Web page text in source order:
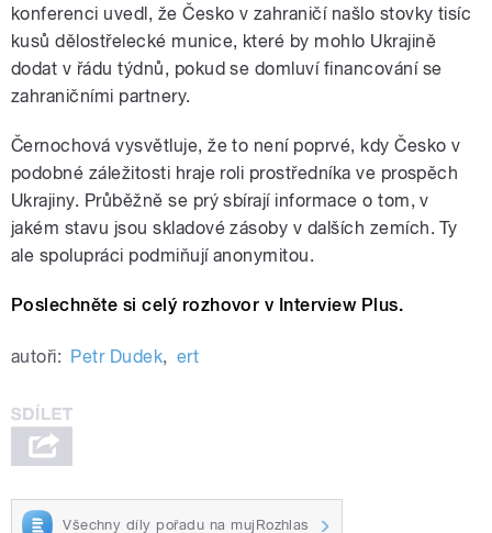
konferenci uvedl, že Česko v zahraničí našlo stovky tisíc
kusů dělostřelecké munice, které by mohlo Ukrajině
dodat v řádu týdnů, pokud se domluví financování se
zahraničními partnery.
Černochová vysvětluje, že to není poprvé, kdy Česko v
podobné záležitosti hraje roli prostředníka ve prospěch
Ukrajiny. Průběžně se prý sbírají informace o tom, v
jakém stavu jsou skladové zásoby v dalších zemích. Ty
ale spolupráci podmiňují anonymitou.
Poslechněte si celý rozhovor v Interview Plus.
autoři: Petr Dudek, ert
Všechny díly pořadu na mujRozhlas